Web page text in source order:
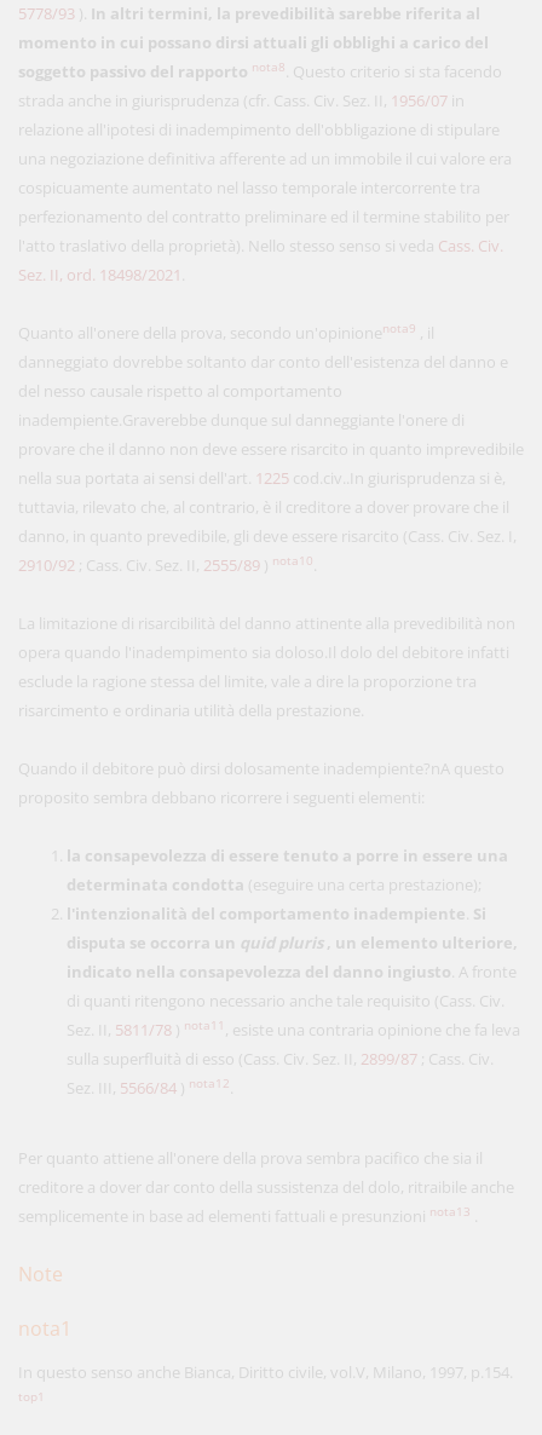
5778/93 ). In altri termini, la prevedibilità sarebbe riferita al
momento in cui possano dirsi attuali gli obblighi a carico del
soggetto passivo del rapporto nota8
. Questo criterio si sta facendo
strada anche in giurisprudenza (cfr. Cass. Civ. Sez. II, 1956/07 in
relazione all'ipotesi di inadempimento dell'obbligazione di stipulare
una negoziazione definitiva afferente ad un immobile il cui valore era
cospicuamente aumentato nel lasso temporale intercorrente tra
perfezionamento del contratto preliminare ed il termine stabilito per
l'atto traslativo della proprietà). Nello stesso senso si veda Cass. Civ.
Sez. II, ord. 18498/2021
Quanto all'onere della prova, secondo un'opinionenota9 , il
danneggiato dovrebbe soltanto dar conto dell'esistenza del danno e
del nesso causale rispetto al comportamento
inadempiente.Graverebbe dunque sul danneggiante l'onere di
provare che il danno non deve essere risarcito in quanto imprevedibile
nella sua portata ai sensi dell'art. 1225 cod.civ..In giurisprudenza si è,
tuttavia, rilevato che, al contrario, è il creditore a dover provare che il
danno, in quanto prevedibile, gli deve essere risarcito (Cass. Civ. Sez. I,
2910/92 ; Cass. Civ. Sez. II, 2555/89 ) nota10
La limitazione di risarcibilità del danno attinente alla prevedibilità non
opera quando l'inadempimento sia doloso.Il dolo del debitore infatti
esclude la ragione stessa del limite, vale a dire la proporzione tra
risarcimento e ordinaria utilità della prestazione.
Quando il debitore può dirsi dolosamente inadempiente?nA questo
proposito sembra debbano ricorrere i seguenti elementi:
la consapevolezza di essere tenuto a porre in essere una
determinata condotta (eseguire una certa prestazione);
l'intenzionalità del comportamento inadempiente Si
disputa se occorra un quid pluris , un elemento ulteriore,
indicato nella consapevolezza del danno ingiusto . A fronte
di quanti ritengono necessario anche tale requisito (Cass. Civ.
Sez. II, 5811/78 ) nota11 , esiste una contraria opinione che fa leva
sulla superfluità di esso (Cass. Civ. Sez. II, 2899/87 ; Cass. Civ.
Sez. III, 5566/84 ) nota12
Per quanto attiene all'onere della prova sembra pacifico che sia il
creditore a dover dar conto della sussistenza del dolo, ritraibile anche
semplicemente in base ad elementi fattuali e presunzioni nota13
Note
nota1
In questo senso anche Bianca, Diritto civile, vol.V, Milano, 1997, p.154.
top1